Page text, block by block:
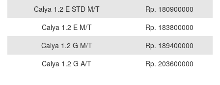
Calya 1.2 E STD M/T
Rp. 180900000
Calya 1.2 E M/T
Rp. 183800000
Calya 1.2 G M/T
Rp. 189400000
Calya 1.2 G A/T
Rp. 203600000